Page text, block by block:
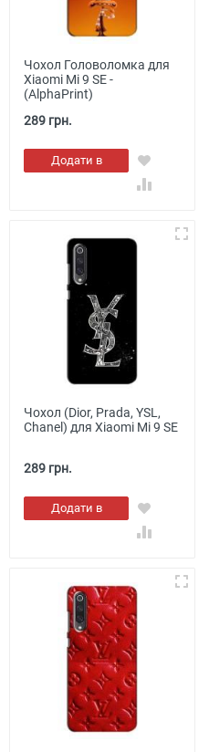
Чохол Головоломка для
Xiaomi Mi 9 SE -
(AlphaPrint)
289 грн.
Додати в
кошик
Чохол (Dior, Prada, YSL,
Chanel) для Xiaomi Mi 9 SE
289 грн.
Додати в
кошик